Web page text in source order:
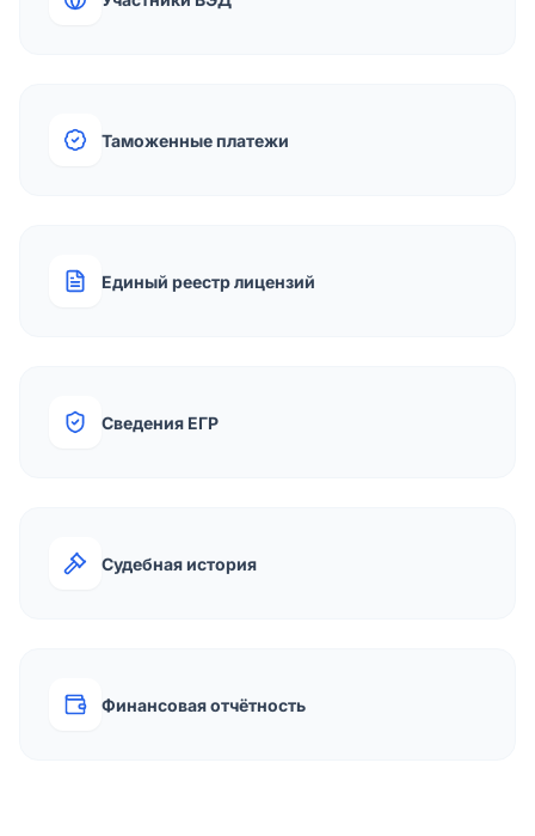
Таможенные платежи
Единый реестр лицензий
Сведения ЕГР
Судебная история
Финансовая отчётность